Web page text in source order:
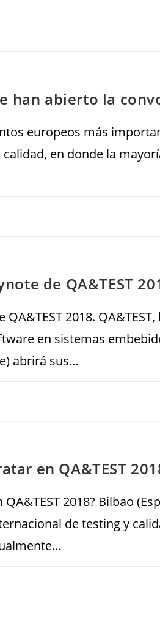
han abierto la
europeos más
en donde la
de QA&TEST
2018.
en sistemas
abrirá sus…
en QA&TEST
2018? Bilbao
de testing y